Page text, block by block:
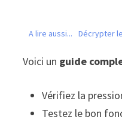
A lire aussi... Décrypter
Voici un guide
Vérifiez la
Testez le bon